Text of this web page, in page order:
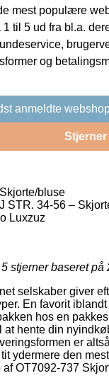
mest populære
til 5 ud fra bl.a.
og
anmeldte
Stjerner
bluse
STR. 34-56 –
Luxzuz
stjerner baseret på
selskaber giver
En favorit iblandt
hos en
hente din
er
ydermere den
OT7092-737